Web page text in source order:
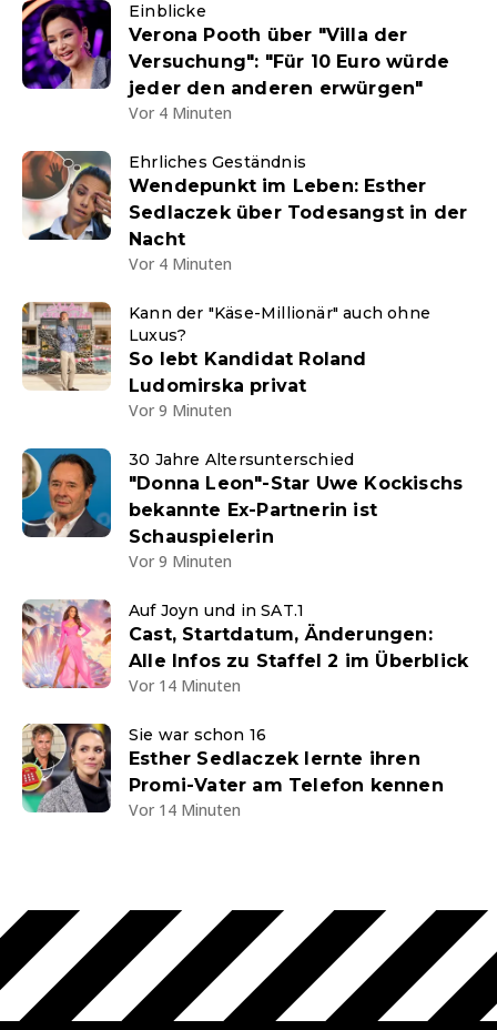
Einblicke
Verona Pooth über "Villa der
Versuchung": "Für 10 Euro würde
jeder den anderen erwürgen"
Vor 4 Minuten
Ehrliches Geständnis
Wendepunkt im Leben: Esther
Sedlaczek über Todesangst in der
Nacht
Vor 4 Minuten
Kann der "Käse-Millionär" auch ohne
Luxus?
So lebt Kandidat Roland
Ludomirska privat
Vor 9 Minuten
30 Jahre Altersunterschied
"Donna Leon"-Star Uwe Kockischs
bekannte Ex-Partnerin ist
Schauspielerin
Vor 9 Minuten
Auf Joyn und in SAT.1
Cast, Startdatum, Änderungen:
Alle Infos zu Staffel 2 im Überblick
Vor 14 Minuten
Sie war schon 16
Esther Sedlaczek lernte ihren
Promi-Vater am Telefon kennen
Vor 14 Minuten